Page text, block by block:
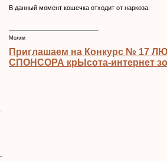
В данный момент кошечка отходит от наркоза.
Молли
Приглашаем на Конкурс № 17
СПОНСОРА крЫсота-интернет